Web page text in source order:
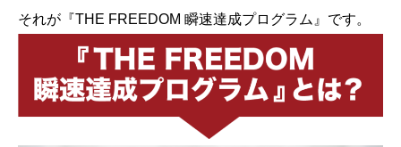
それが『THE FREEDOM 瞬速達成プログラム』です。